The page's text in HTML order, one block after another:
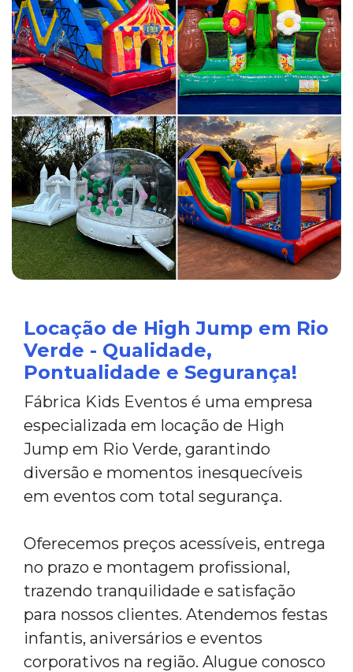
Locação de High Jump em Rio
Verde - Qualidade,
Pontualidade e Segurança!
Fábrica Kids Eventos é uma empresa
especializada em locação de High
Jump em Rio Verde, garantindo
diversão e momentos inesquecíveis
em eventos com total segurança.
Oferecemos preços acessíveis, entrega
no prazo e montagem profissional,
trazendo tranquilidade e satisfação
para nossos clientes. Atendemos festas
infantis, aniversários e eventos
corporativos na região. Alugue conosco